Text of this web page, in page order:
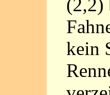
(2,2)
kein